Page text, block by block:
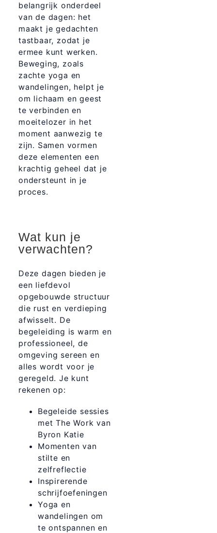
belangrijk onderdeel
van de dagen: het
maakt je gedachten
tastbaar, zodat je
ermee kunt werken.
Beweging, zoals
zachte yoga en
wandelingen, helpt je
om lichaam en geest
te verbinden en
moeitelozer in het
moment aanwezig te
zijn. Samen vormen
deze elementen een
krachtig geheel dat je
ondersteunt in je
proces.
Wat kun je
verwachten?
Deze dagen bieden je
een liefdevol
opgebouwde structuur
die rust en verdieping
afwisselt. De
begeleiding is warm en
professioneel, de
omgeving sereen en
alles wordt voor je
geregeld. Je kunt
rekenen op:
Begeleide sessies
met The Work van
Byron Katie
Momenten van
stilte en
zelfreflectie
Inspirerende
schrijfoefeningen
Yoga en
wandelingen om
te ontspannen en